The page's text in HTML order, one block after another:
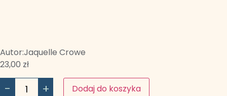
Autor:Jaquelle Crowe
23,00 zł
- + Dodaj do koszyka